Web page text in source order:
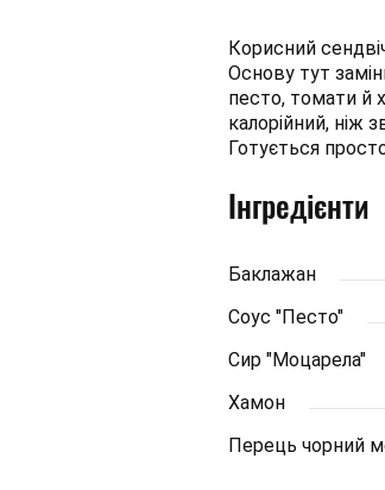
Корисний
Основу тут
песто, томати й
калорійний, ніж
Готується
Інгредієнти
Баклажан
Соус "Песто"
Сир "Моцарела"
Хамон
Перець чорний